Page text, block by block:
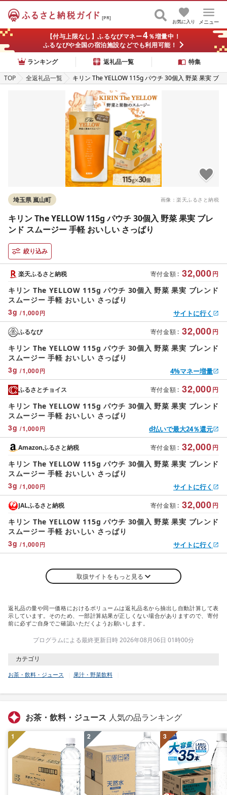
[PR]
メニュー
お気に入り
【付与上限なし】ふるなびマネー4％増量中！
ふるなびや全国の宿泊施設などでも利用可能！
ランキング
返礼品一覧
特集
TOP
全返礼品一覧
キリン The YELLOW 115g パウチ 30個入 野菜 果実 ブ
レンド スムージー 手軽 おいしい さっぱり
画像：楽天ふるさと納税
埼玉県 嵐山町
キリン The YELLOW 115g パウチ 30個入 野菜 果実 ブレ
ンド スムージー 手軽 おいしい さっぱり
絞り込み
寄付金額 : 32,000円
3g /1,000円
楽天ふるさと納税
キリン The YELLOW 115g パウチ 30個入 野菜 果実 ブレンド
スムージー 手軽 おいしい さっぱり
サイトに行く
寄付金額 : 32,000円
3g /1,000円
ふるなび
キリン The YELLOW 115g パウチ 30個入 野菜 果実 ブレンド
スムージー 手軽 おいしい さっぱり
4%マネー増量
寄付金額 : 32,000円
3g /1,000円
ふるさとチョイス
キリン The YELLOW 115g パウチ 30個入 野菜 果実 ブレンド
スムージー 手軽 おいしい さっぱり
d払いで最大24％還元
寄付金額 : 32,000円
3g /1,000円
Amazonふるさと納税
キリン The YELLOW 115g パウチ 30個入 野菜 果実 ブレンド
スムージー 手軽 おいしい さっぱり
サイトに行く
寄付金額 : 32,000円
3g /1,000円
JALふるさと納税
キリン The YELLOW 115g パウチ 30個入 野菜 果実 ブレンド
スムージー 手軽 おいしい さっぱり
サイトに行く
取扱サイトをもっと見る
返礼品の量や同一価格におけるボリュームは返礼品名から抽出し自動計算して表
示しています。そのため、一部計算結果が正しくない場合がありますので、寄付
前に必ずご自身でご確認いただくようお願いします。
プログラムによる最終更新日時 2026年08月06日 01時00分
カテゴリ
お茶・飲料・ジュース 果汁・野菜飲料
お茶・飲料・ジュース 人気の品ランキング
1 2 3